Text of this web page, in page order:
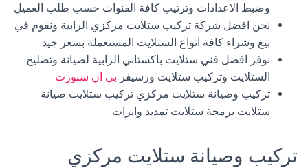
وضبط الاعدادات وترتيب كافة القنوات حسب طلب العميل
نحن افضل شركة تركيب ستلايت مركزي الرابية ونقوم في
بيع وشراء كافة انواع الستلايت المستعملة بسعر جيد
نوفر افضل فني ستلايت باكستاني الرابية لصيانة وتصليح
الستلايت وتركيب ستلايت ورسيفر بي ان سبورت
تركيب وصيانة ستلايت مركزي تركيب ستلايت صيانة
ستلايت برمجة ستلايت تمديد وايرات
تركيب وصيانة ستلايت مركزي